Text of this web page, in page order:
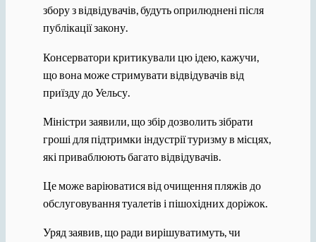
збору з відвідувачів, будуть оприлюднені після
публікації закону.
Консерватори критикували цю ідею, кажучи,
що вона може стримувати відвідувачів від
приїзду до Уельсу.
Міністри заявили, що збір дозволить зібрати
гроші для підтримки індустрії туризму в місцях,
які приваблюють багато відвідувачів.
Це може варіюватися від очищення пляжів до
обслуговування туалетів і пішохідних доріжок.
Уряд заявив, що ради вирішуватимуть, чи